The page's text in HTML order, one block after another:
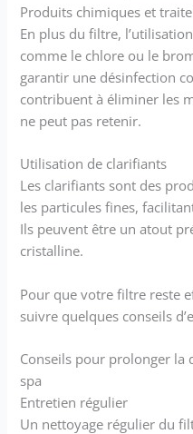
Produits chimiques et
En plus du filtre,
comme le chlore ou le
garantir une désinfection
contribuent à éliminer les
ne peut pas retenir.
Utilisation de clarifiants
Les clarifiants sont des
les particules fines,
Ils peuvent être un atout
cristalline.
Pour que votre filtre reste
suivre quelques conseils
Conseils pour prolonger la
spa
Entretien régulier
Un nettoyage régulier du